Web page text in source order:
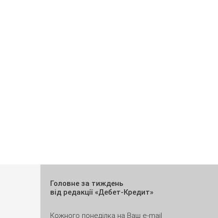
Головне за тиждень
від редакції «Дебет-Кредит»
Кожного понеділка на Ваш e-mail